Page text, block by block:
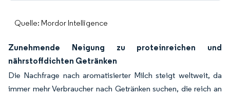
Quelle: Mordor Intelligence
Zunehmende Neigung zu proteinreichen und
nährstoffdichten Getränken
Die Nachfrage nach aromatisierter Milch steigt weltweit, da
immer mehr Verbraucher nach Getränken suchen, die reich an